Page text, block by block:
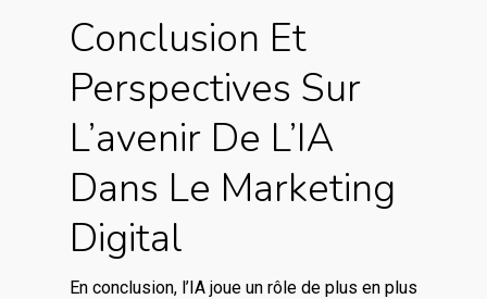
Conclusion Et
Perspectives Sur
L’avenir De L’IA
Dans Le Marketing
Digital
En conclusion, l’IA joue un rôle de plus en plus